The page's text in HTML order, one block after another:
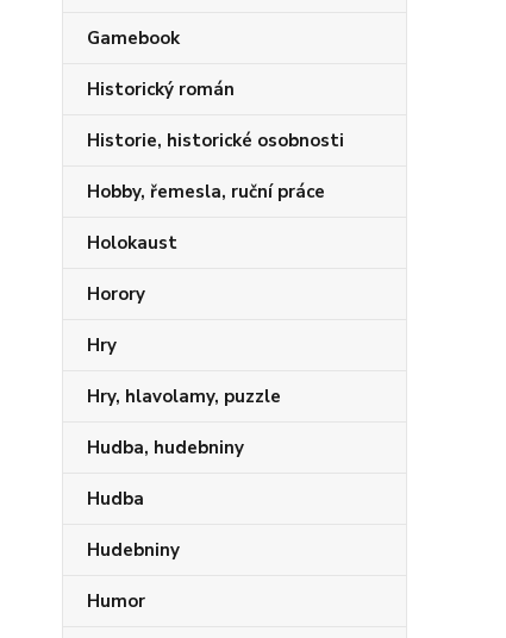
Gamebook
Historický román
Historie, historické osobnosti
Hobby, řemesla, ruční práce
Holokaust
Horory
Hry
Hry, hlavolamy, puzzle
Hudba, hudebniny
Hudba
Hudebniny
Humor